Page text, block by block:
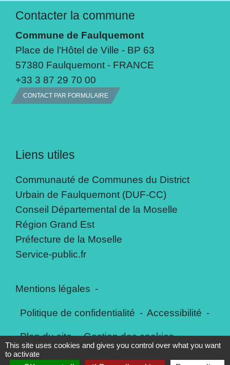
Contacter la commune
Commune de Faulquemont
Place de l'Hôtel de Ville - BP 63
57380 Faulquemont - FRANCE
+33 3 87 29 70 00
CONTACT PAR FORMULAIRE
Liens utiles
Communauté de Communes du District
Urbain de Faulquemont (DUF-CC)
Conseil Départemental de la Moselle
Région Grand Est
Préfecture de la Moselle
Service-public.fr
Mentions légales -
Politique de confidentialité - Accessibilité -
Plan du site - Gestion des cookies
This site uses cookies and gives you control over what you want
to activate